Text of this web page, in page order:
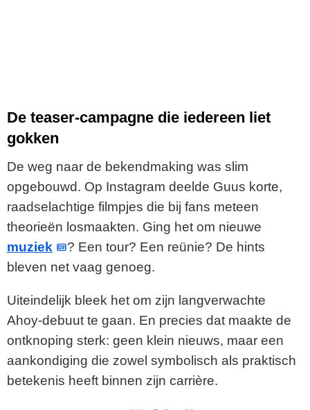
De teaser-campagne die iedereen liet
gokken
De weg naar de bekendmaking was slim
opgebouwd. Op Instagram deelde Guus korte,
raadselachtige filmpjes die bij fans meteen
theorieën losmaakten. Ging het om nieuwe
muziek
? Een tour? Een reünie? De hints
bleven net vaag genoeg.
Uiteindelijk bleek het om zijn langverwachte
Ahoy-debuut te gaan. En precies dat maakte de
ontknoping sterk: geen klein nieuws, maar een
aankondiging die zowel symbolisch als praktisch
betekenis heeft binnen zijn carrière.